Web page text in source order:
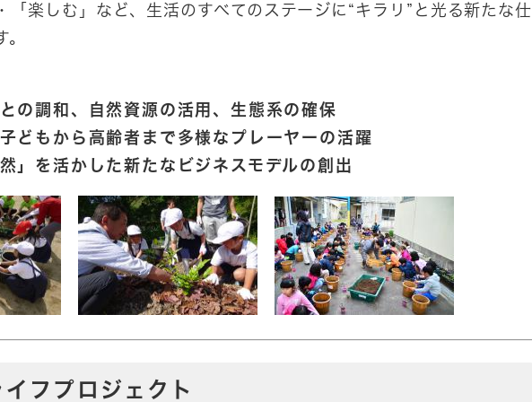
「楽しむ」など、生活のすべてのステージに“キラリ”と光る新たな仕
の調和、自然資源の活用、生態系の確保
どもから高齢者まで多様なプレーヤーの活躍
」を活かした新たなビジネスモデルの創出
フプロジェクト